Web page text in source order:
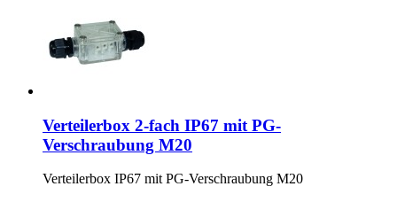
Verteilerbox 2-fach IP67 mit PG-
Verschraubung M20
Verteilerbox IP67 mit PG-Verschraubung M20